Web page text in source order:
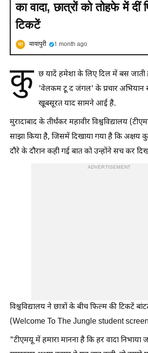
का वादा, छात्रों को तोहफे में दीं
टिकटें
मायापुरी 1 month ago
कु छ यादें हमेशा के लिए दिल में बस
'वेलकम टू द जंगल' के प्रचार अभियान
खूबसूरत याद सामने आई है.
मुरादाबाद के तीर्थंकर महावीर विश्वविद्यालय
साझा किया है, जिसमें दिखाया गया है कि अक्षय
दौरे के दौरान कही गई बात को उन्होंने सच कर
ADVERTISEMENT
विश्वविद्यालय ने छात्रों के बीच फिल्म की टिकटें
(Welcome To The Jungle student
"टीएमयू में हमारा मानना है कि हर वादा